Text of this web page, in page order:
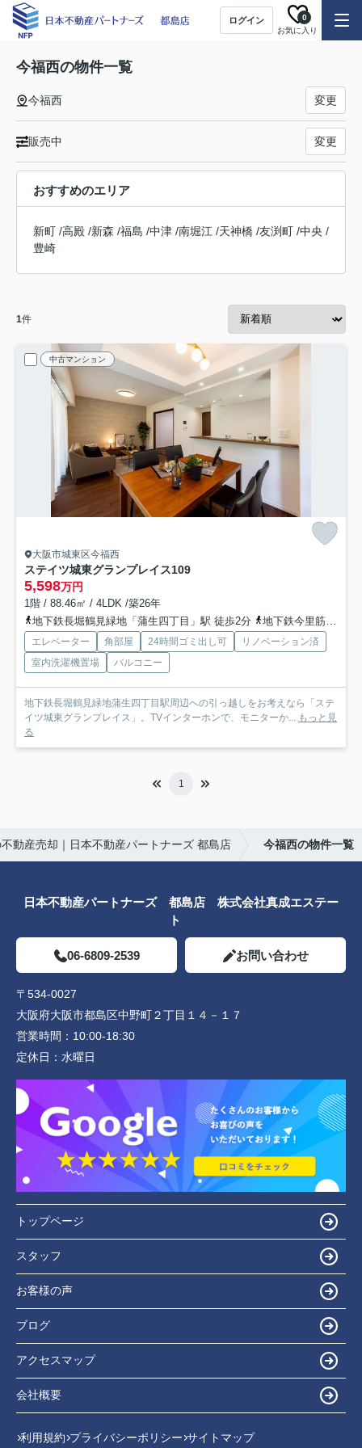
ログイン
お気に入り
0
今福西の物件一覧
今福西 変更
販売中 変更
おすすめのエリア
新町 /高殿 /新森 /福島 /中津 /南堀江 /天神橋 /友渕町 /中央 /
豊崎
1件
中古マンション
大阪市城東区今福西
ステイツ城東グランプレイス109
5,598万円
1階 / 88.46㎡ / 4LDK /築26年
地下鉄長堀鶴見緑地「蒲生四丁目」駅 徒歩2分
地下鉄今里筋線「鴫野」駅 徒歩10分
エレベーター 角部屋 24時間ゴミ出し可
リノベーション済
室内洗濯機置場
バルコニー
地下鉄長堀鶴見緑地蒲生四丁目駅周辺への引っ越しをお考えなら「ステ
イツ城東グランプレイス」。TVインターホンで、モニターか... もっと見
る
1
動産売却｜日本不動産パートナーズ 都島店 今福西の物件一覧
日本不動産パートナーズ 都島店 株式会社真成エステー
ト
06-6809-2539 お問い合わせ
〒534-0027
大阪府大阪市都島区中野町２丁目１４－１７
営業時間： 10:00-18:30
定休日： 水曜日
トップページ
スタッフ
お客様の声
ブログ
アクセスマップ
会社概要
利用規約 プライバシーポリシー サイトマップ